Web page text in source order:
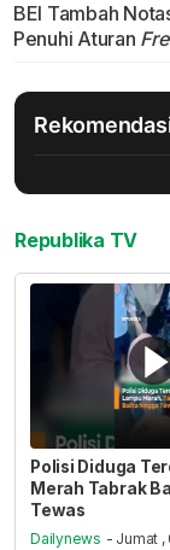
BEI Tambah
Penuhi Aturan
Republika TV
Polisi Diduga
Merah Tabrak
Tewas
Dailynews - Jumat ,